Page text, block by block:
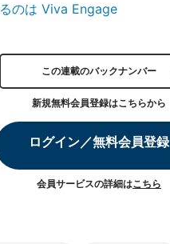
るのは Viva Engage
この連載のバックナンバー
新規無料会員登録はこちらから
ログイン／無料会員登録
会員サービスの詳細はこちら